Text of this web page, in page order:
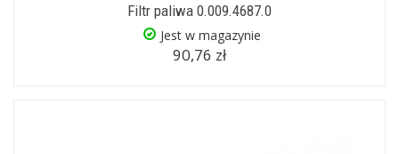
Filtr paliwa 0.009.4687.0
Jest w magazynie
90,76 zł